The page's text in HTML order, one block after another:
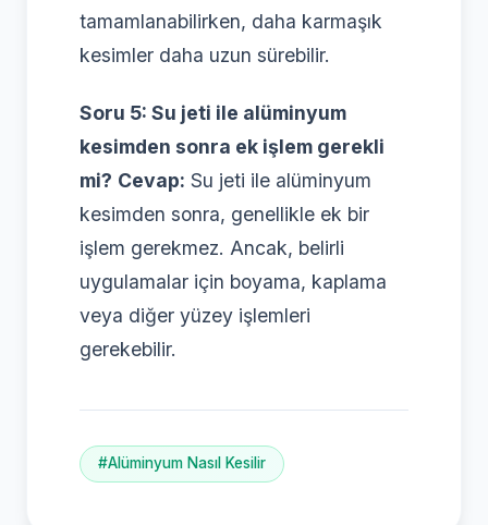
tamamlanabilirken, daha karmaşık
kesimler daha uzun sürebilir.
Soru 5: Su jeti ile alüminyum
kesimden sonra ek işlem gerekli
mi? Cevap: Su jeti ile alüminyum
kesimden sonra, genellikle ek bir
işlem gerekmez. Ancak, belirli
uygulamalar için boyama, kaplama
veya diğer yüzey işlemleri
gerekebilir.
#Alüminyum Nasıl Kesilir